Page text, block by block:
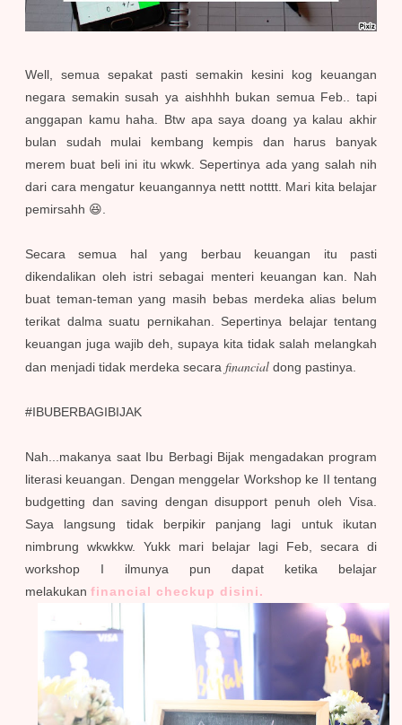
Well, semua sepakat pasti semakin kesini kog keuangan
negara semakin susah ya aishhhh bukan semua Feb.. tapi
anggapan kamu haha. Btw apa saya doang ya kalau akhir
bulan sudah mulai kembang kempis dan harus banyak
merem buat beli ini itu wkwk. Sepertinya ada yang salah nih
dari cara mengatur keuangannya nettt notttt. Mari kita belajar
pemirsahh 😆.
Secara semua hal yang berbau keuangan itu pasti
dikendalikan oleh istri sebagai menteri keuangan kan. Nah
buat teman-teman yang masih bebas merdeka alias belum
terikat dalma suatu pernikahan. Sepertinya belajar tentang
keuangan juga wajib deh, supaya kita tidak salah melangkah
dan menjadi tidak merdeka secara financial dong pastinya.
#IBUBERBAGIBIJAK
Nah...makanya saat Ibu Berbagi Bijak mengadakan program
literasi keuangan. Dengan menggelar Workshop ke II tentang
budgetting dan saving dengan disupport penuh oleh Visa.
Saya langsung tidak berpikir panjang lagi untuk ikutan
nimbrung wkwkkw. Yukk mari belajar lagi Feb, secara di
workshop I ilmunya pun dapat ketika belajar
melakukan financial checkup disini.